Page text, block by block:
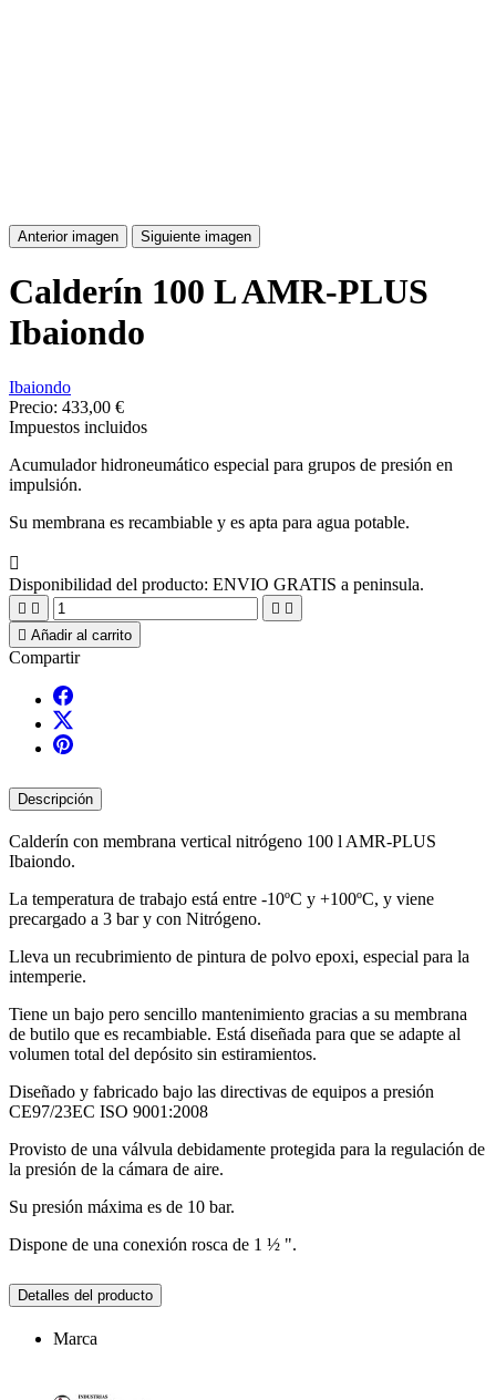
Anterior imagen Siguiente imagen
Calderín 100 L AMR-PLUS
Ibaiondo
Ibaiondo
Precio: 433,00 €
Impuestos incluidos
Acumulador hidroneumático especial para grupos de presión en
impulsión.
Su membrana es recambiable y es apta para agua potable.

Disponibilidad del producto: ENVIO GRATIS a peninsula.
   
 Añadir al carrito
Compartir
Descripción
Calderín con membrana vertical nitrógeno 100 l AMR-PLUS
Ibaiondo.
La temperatura de trabajo está entre -10ºC y +100ºC, y viene
precargado a 3 bar y con Nitrógeno.
Lleva un recubrimiento de pintura de polvo epoxi, especial para la
intemperie.
Tiene un bajo pero sencillo mantenimiento gracias a su membrana
de butilo que es recambiable. Está diseñada para que se adapte al
volumen total del depósito sin estiramientos.
Diseñado y fabricado bajo las directivas de equipos a presión
CE97/23EC ISO 9001:2008
Provisto de una válvula debidamente protegida para la regulación de
la presión de la cámara de aire.
Su presión máxima es de 10 bar.
Dispone de una conexión rosca de 1 ½ ".
Detalles del producto
Marca